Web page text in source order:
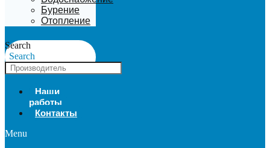
Бурение
Отопление
Search
Search
Наши
работы
Контакты
Menu